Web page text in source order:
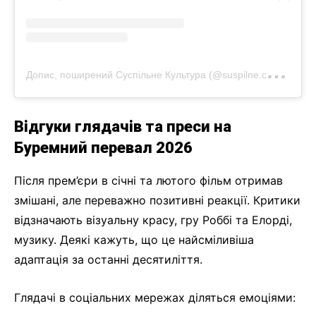
Д
опис, поширений Суспільне Культура (@suspilne.culture)
Відгуки глядачів та преси на
Буремний перевал 2026
Після прем’єри в січні та лютого фільм отримав
змішані, але переважно позитивні реакції. Критики
відзначають візуальну красу, гру Роббі та Елорді,
музику. Деякі кажуть, що це найсміливіша
адаптація за останні десятиліття.
Глядачі в соціальних мережах діляться емоціями: